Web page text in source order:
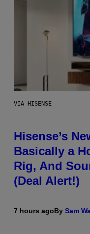
VIA HISENSE
Hisense’s
Basically a
Rig, And
(Deal Alert!)
7 hours agoBy Sam